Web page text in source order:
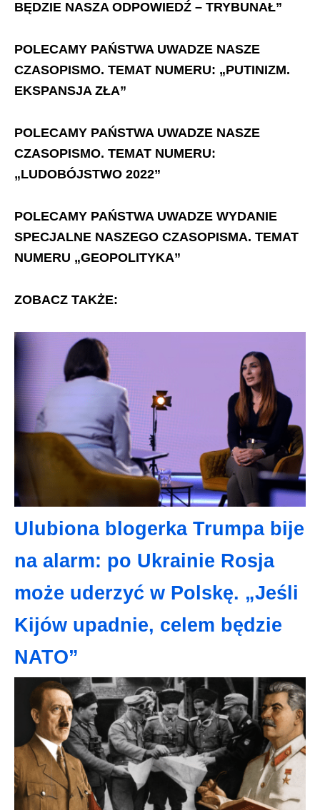
BĘDZIE NASZA ODPOWIEDŹ – TRYBUNAŁ”
POLECAMY PAŃSTWA UWADZE NASZE
CZASOPISMO. TEMAT NUMERU: „PUTINIZM.
EKSPANSJA ZŁA”
POLECAMY PAŃSTWA UWADZE NASZE
CZASOPISMO. TEMAT NUMERU:
„LUDOBÓJSTWO 2022”
POLECAMY PAŃSTWA UWADZE WYDANIE
SPECJALNE NASZEGO CZASOPISMA. TEMAT
NUMERU „GEOPOLITYKA”
ZOBACZ TAKŻE:
Ulubiona blogerka Trumpa bije
na alarm: po Ukrainie Rosja
może uderzyć w Polskę. „Jeśli
Kijów upadnie, celem będzie
NATO”